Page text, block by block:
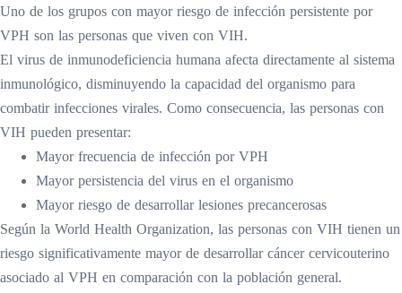
Uno de los grupos con mayor riesgo de infección persistente por
VPH son las personas que viven con VIH.
El virus de inmunodeficiencia humana afecta directamente al sistema
inmunológico, disminuyendo la capacidad del organismo para
combatir infecciones virales. Como consecuencia, las personas con
VIH pueden presentar:
Mayor frecuencia de infección por VPH
Mayor persistencia del virus en el organismo
Mayor riesgo de desarrollar lesiones precancerosas
Según la World Health Organization, las personas con VIH tienen un
riesgo significativamente mayor de desarrollar cáncer cervicouterino
asociado al VPH en comparación con la población general.